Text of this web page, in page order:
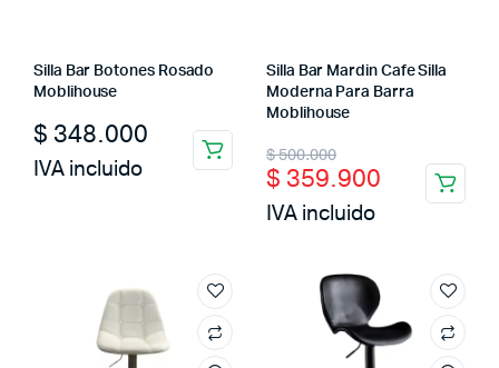
Silla Bar Botones Rosado
Moblihouse
$ 348.000
IVA incluido
Silla Bar Mardin Cafe Silla
Moderna Para Barra
Moblihouse
$500.000
Original
price
was:
$ 359.900
Current
price
is:
IVA incluido